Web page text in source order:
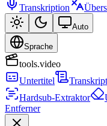
Transkription
Auto
Sprache
tools.video
Untertitel
Transkript
Hardsub-Extraktor
Entferner